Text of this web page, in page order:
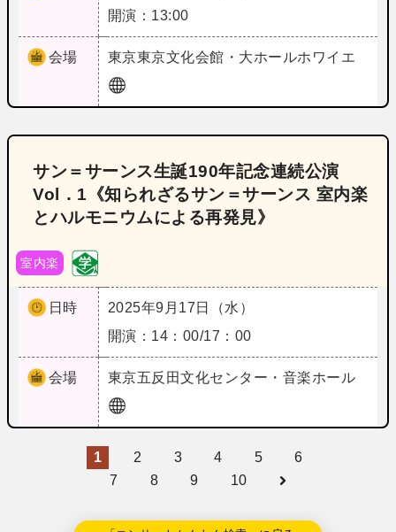
開演：13:00
会場 東京東京文化会館・大ホールホワイエ
サン＝サーンス生誕190年記念連続公演
Vol．1《知られざるサン＝サーンス 室内楽
とハルモニウムによる再発見》
室内楽
日時
2025年9月17日（水）
開演：14：00/17：00
会場 東京五反田文化センター・音楽ホール
1 2 3 4 5
6
7
8 9 10